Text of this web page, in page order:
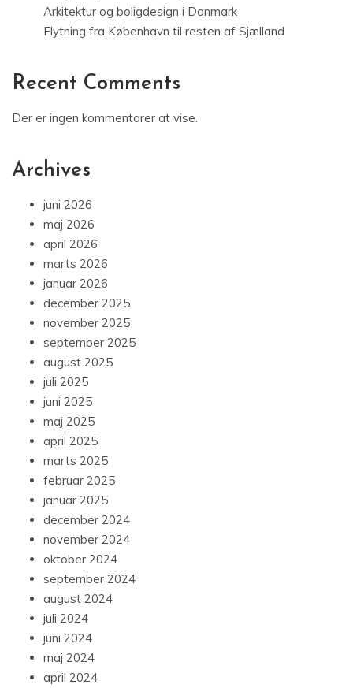
Arkitektur og boligdesign i Danmark
Flytning fra København til resten af Sjælland
Recent Comments
Der er ingen kommentarer at vise.
Archives
juni 2026
maj 2026
april 2026
marts 2026
januar 2026
december 2025
november 2025
september 2025
august 2025
juli 2025
juni 2025
maj 2025
april 2025
marts 2025
februar 2025
januar 2025
december 2024
november 2024
oktober 2024
september 2024
august 2024
juli 2024
juni 2024
maj 2024
april 2024